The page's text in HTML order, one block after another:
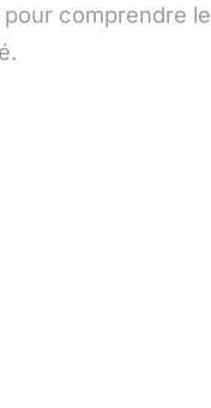
comprendre le